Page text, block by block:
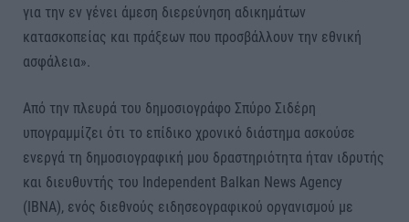
για την εν γένει άμεση διερεύνηση αδικημάτων
κατασκοπείας και πράξεων που προσβάλλουν την εθνική
ασφάλεια».
Από την πλευρά του δημοσιογράφο Σπύρο Σιδέρη
υπογραμμίζει ότι το επίδικο χρονικό διάστημα ασκούσε
ενεργά τη δημοσιογραφική μου δραστηριότητα ήταν ιδρυτής
και διευθυντής του Independent Balkan News Agency
(IBNA), ενός διεθνούς ειδησεογραφικού οργανισμού με